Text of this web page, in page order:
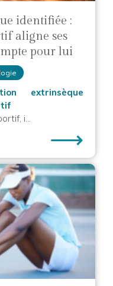
identifiée :
aligne ses
pour lui
extrinsèque
i...
⟶